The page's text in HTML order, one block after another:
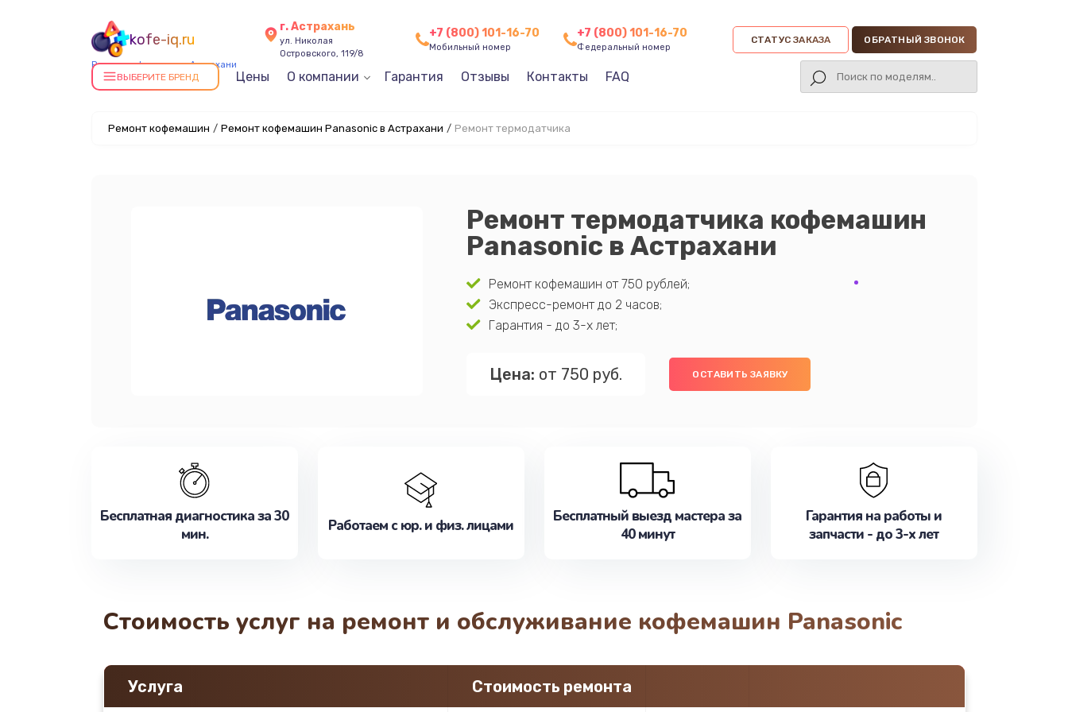
kofe-iq.ru
Ремонт кофемашин в Астрахани
г. Астрахань
ул. Николая
Островского, 119/8
+7 (800) 101-16-70
Мобильный номер
+7 (800) 101-16-70
Федеральный номер
СТАТУС ЗАКАЗА ОБРАТНЫЙ ЗВОНОК
ВЫБЕРИТЕ БРЕНД Цены О компании Гарантия Отзывы Контакты FAQ
Ремонт кофемашин / Ремонт кофемашин Panasonic в Астрахани / Ремонт термодатчика
Ремонт термодатчика кофемашин
Panasonic в Астрахани
Ремонт кофемашин от 750 рублей;
Экспресс-ремонт до 2 часов;
Гарантия - до 3-х лет;
Цена: от 750 руб. ОСТАВИТЬ ЗАЯВКУ
Бесплатная диагностика за 30
мин.
Работаем с юр. и физ. лицами
Бесплатный выезд мастера за
40 минут
Гарантия на работы и
запчасти - до 3-х лет
Стоимость услуг на ремонт и обслуживание кофемашин Panasonic
Услуга Стоимость ремонта